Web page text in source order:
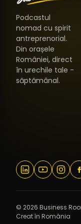
Podcastul
nomad cu spirit
antreprenorial.
Din orașele
României, direct
în urechile tale -
săptămânal.
© 2026 Business
Creat în România